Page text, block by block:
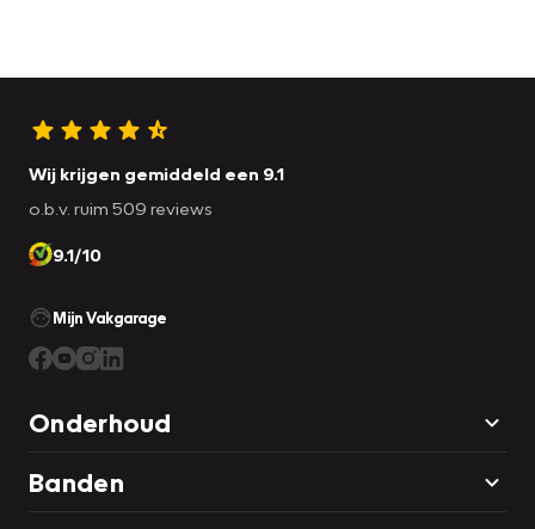
Wij krijgen gemiddeld een 9.1
o.b.v. ruim 509 reviews
9.1/10
Mijn Vakgarage
Onderhoud
Banden